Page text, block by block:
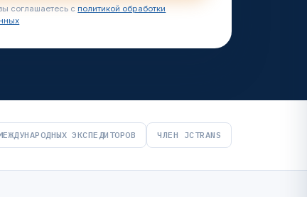
соглашаетесь с политикой обработки
ЭКСПЕДИТОРОВ ЧЛЕН JCTRANS